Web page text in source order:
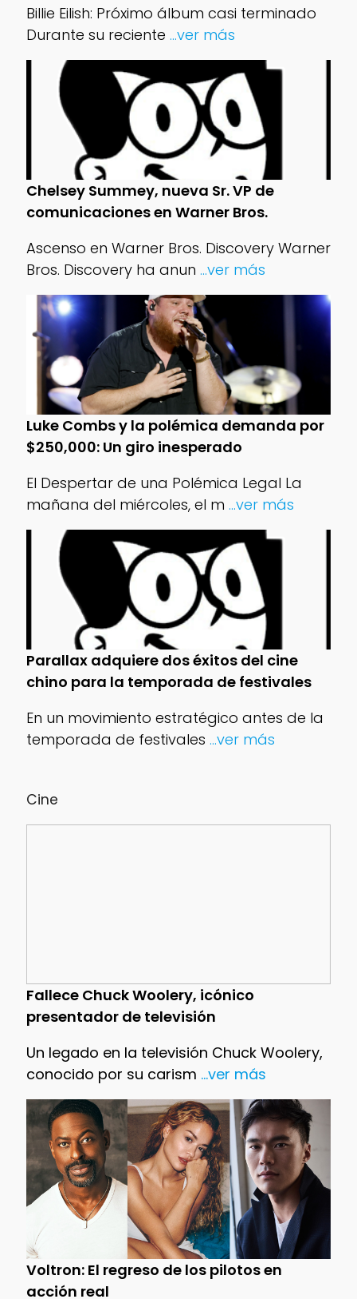
Cine
Fallece Chuck Woolery, icónico
presentador de televisión
Un legado en la televisión Chuck Woolery,
conocido por su carism ...ver más
Voltron: El regreso de los pilotos en
acción real
Billie Eilish: Próximo álbum casi terminado
Durante su reciente ...ver más
Chelsey Summey, nueva Sr. VP de
comunicaciones en Warner Bros.
Ascenso en Warner Bros. Discovery Warner
Bros. Discovery ha anun ...ver más
Luke Combs y la polémica demanda por
$250,000: Un giro inesperado
El Despertar de una Polémica Legal La
mañana del miércoles, el m ...ver más
Parallax adquiere dos éxitos del cine
chino para la temporada de festivales
En un movimiento estratégico antes de la
temporada de festivales ...ver más